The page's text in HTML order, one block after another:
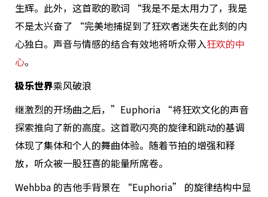
生辉。此外，这首歌的歌词 “我是不是太用力了，我是
不是太兴奋了 “完美地捕捉到了狂欢者迷失在此刻的内
心独白。声音与情感的结合有效地将听众带入狂欢的中
心。
极乐世界乘风破浪
继激烈的开场曲之后，”Euphoria “将狂欢文化的声音
探索推向了新的高度。这首歌闪亮的旋律和跳动的基调
体现了集体和个人的舞曲体验。随着节拍的增强和释
放，听众被一股狂喜的能量所席卷。
Wehbba 的吉他手背景在 “Euphoria” 的旋律结构中显